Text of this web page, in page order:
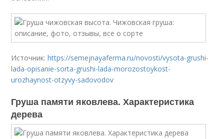
Источник:https://semejnayaferma.ru/novosti/vysota-grushi-
lada-opisanie-sorta-grushi-lada-morozostoykost-
urozhaynost-otzyvy-sadovodov
Груша памяти яковлева. Характеристика
дерева